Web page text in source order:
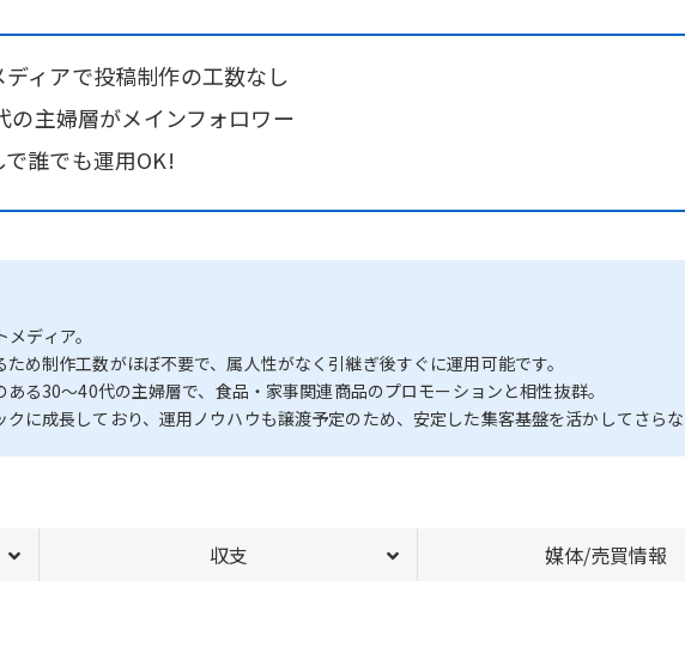
ディアで投稿制作の工数なし
の主婦層がメインフォロワー
誰でも運用OK!
ディア。
め制作工数がほぼ不要で、属人性がなく引継ぎ後すぐに運用可能です。
る30〜40代の主婦層で、食品・家事関連商品のプロモーションと相性抜群。
に成長しており、運用ノウハウも譲渡予定のため、安定した集客基盤を活かしてさら
収支 媒体/売買情報